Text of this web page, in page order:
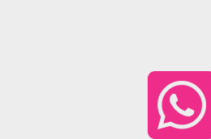
